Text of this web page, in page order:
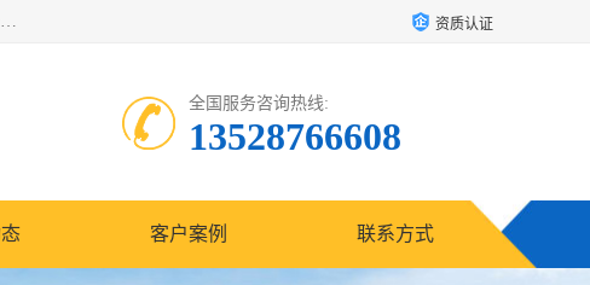
深圳市柏林家政有限公司是一家服务于深圳市民的专业家政公司。致力于为客户提供高质量、多维度的家庭服务，包括养老、母婴、月嫂育婴早教、康复理疗、家电清洗和保洁等方面的专业服务。 资质认证
全国服务咨询热线:
13528766608
客户案例 联系方式